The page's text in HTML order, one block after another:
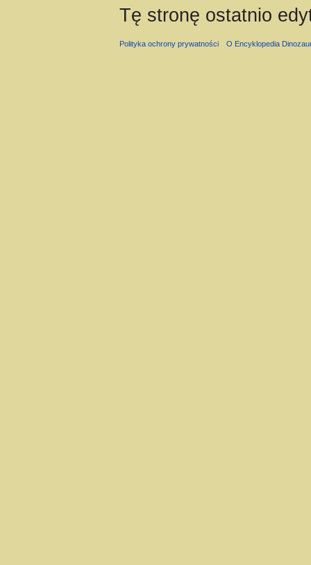
Tę stronę ostatnio
Polityka ochrony prywatności O Encyklopedia